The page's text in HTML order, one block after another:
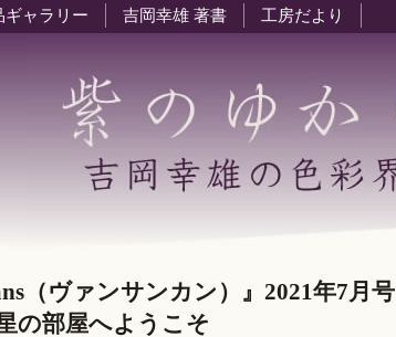
ギャラリー 吉岡幸雄 著書 工房だより
（ヴァンサンカン）』2021年7月号
の部屋へようこそ